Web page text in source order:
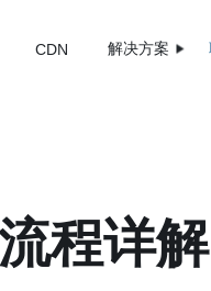
CDN 解决方案
程详解